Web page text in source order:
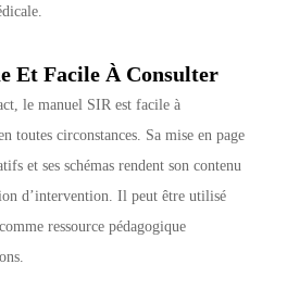
Et Facile À Consulter
le manuel SIR est facile à
toutes circonstances. Sa mise en page
et ses schémas rendent son contenu
d’intervention. Il peut être utilisé
ressource pédagogique